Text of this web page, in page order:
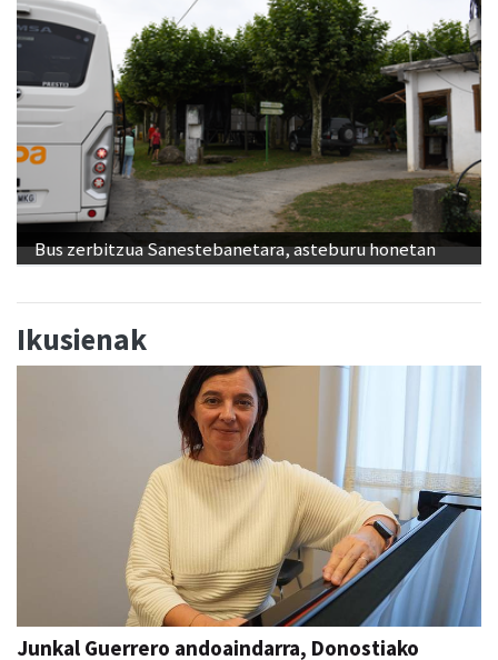
Bus zerbitzua Sanestebanetara, asteburu honetan
Ikusienak
Junkal Guerrero andoaindarra, Donostiako